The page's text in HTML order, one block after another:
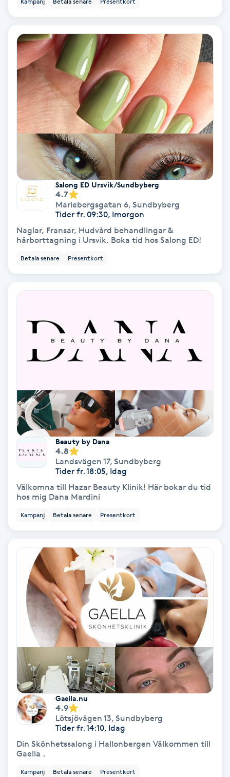
Babylights
Balayage
Bambumassage
Barnklippning
Brynplockning
Celluliter
Coachning
Color correction
Cryoterapi
Dermapen
Diamantslipning
Enzympeeling
Extensions
Extensions borttagning
Eyeliner-tatuering
Salong ED Ursvik/Sundbyberg
4.7
Marieborgsgatan 6, Sundbyberg
Tider fr. 09:30, Imorgon
Naglar, Fransar, Hudvård behandlingar &
hårborttagning i Ursvik. Boka tid hos Salong ED!
Betala senare Presentkort
Beauty by Dana
4.8
Landsvägen 17, Sundbyberg
Tider fr. 18:05, Idag
Välkomna till Hazar Beauty Klinik! Här bokar du tid
hos mig Dana Mardini
Kampanj Betala senare Presentkort
Gaella.nu
4.9
Lötsjövägen 13, Sundbyberg
Tider fr. 14:10, Idag
Din Skönhetssalong i Hallonbergen Välkommen till
Gaella .
Kampanj Betala senare Presentkort